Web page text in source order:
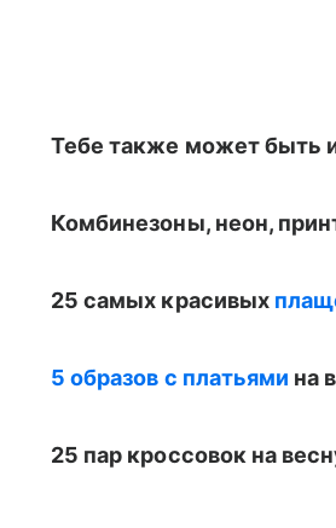
Тебе также может быть
Комбинезоны, неон,
25 самых красивых
5 образов с платьями на
25 пар кроссовок на